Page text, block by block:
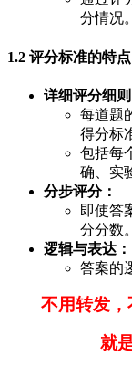
分情况。
1.2 评分标准的特点
详细评分细则
每道题
得分标
包括每
确、实
分步评分：
即使答
分分数。
逻辑与表达：
答案的
不用转发
就